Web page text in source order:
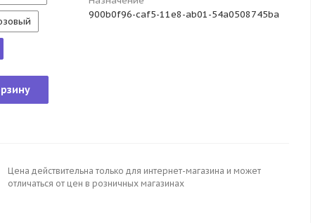
900b0f96-caf5-11e8-ab01-54a0508745ba
Цена действительна только для интернет-магазина и может
отличаться от цен в розничных магазинах